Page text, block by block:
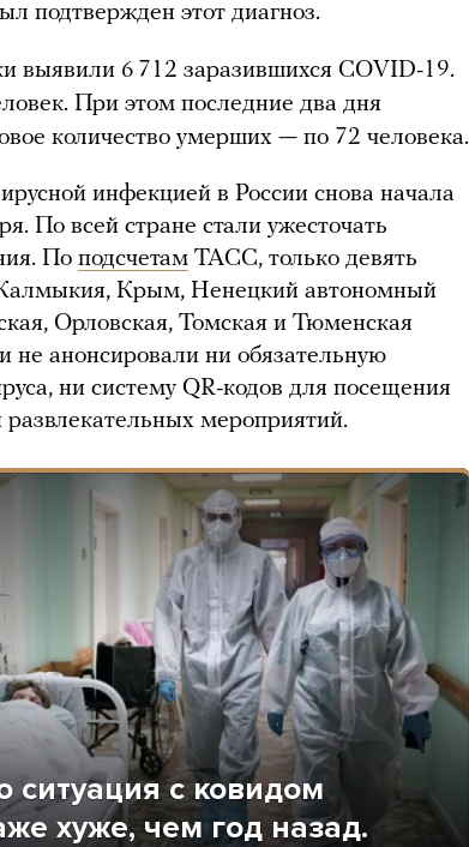
подтвержден этот диагноз.
выявили 6 712 заразившихся COVID-19.
При этом последние два дня
количество умерших — по 72 человека.
инфекцией в России снова начала
По всей стране стали ужесточать
По подсчетам ТАСС, только девять
Крым, Ненецкий автономный
Орловская, Томская и Тюменская
не анонсировали ни обязательную
ни систему QR-кодов для посещения
мероприятий.
ситуация с ковидом
хуже, чем год назад.